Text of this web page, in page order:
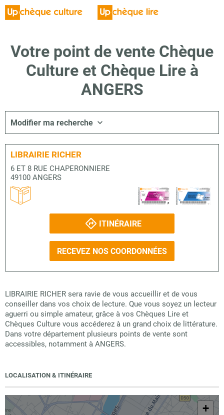
Votre point de vente Chèque
Culture et Chèque Lire à
ANGERS
Modifier ma recherche
LIBRAIRIE RICHER
6 ET 8 RUE CHAPERONNIERE
49100 ANGERS
ITINÉRAIRE
RECEVEZ NOS COORDONNÉES
LIBRAIRIE RICHER sera ravie de vous accueillir et de vous
conseiller dans vos choix de lecture. Que vous soyez un lecteur
aguerri ou simple amateur, grâce à vos Chèques Lire et
Chèques Culture vous accéderez à un grand choix de littérature.
Dans votre département plusieurs points de vente sont
accessibles, notamment à ANGERS.
LOCALISATION & ITINÉRAIRE
+